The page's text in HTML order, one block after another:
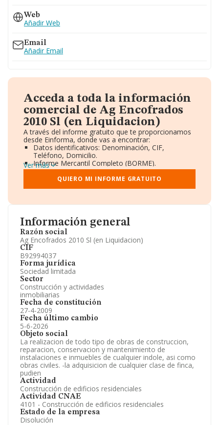
Información general
Razón social
Ag Encofrados 2010 Sl (en Liquidacion)
CIF
B92994037
Forma jurídica
Sociedad limitada
Sector
Construcción y actividades
inmobiliarias
Fecha de constitución
27-4-2009
Fecha último cambio
5-6-2026
Objeto social
La realizacion de todo tipo de obras de construccion,
reparacion, conservacion y mantenimiento de
instalaciones e inmuebles de cualquier indole, asi como
obras civiles. -la adquisicion de cualquier clase de finca,
pudien
Actividad
Construcción de edificios residenciales
Actividad CNAE
4101 - Construcción de edificios residenciales
Estado de la empresa
Disolución
Web
Añadir Web
Email
Añadir Email
Acceda a toda la información
comercial de Ag Encofrados
2010 Sl (en Liquidacion)
A través del informe gratuito que te proporcionamos
desde Einforma, donde vas a encontrar:
Datos identificativos: Denominación, CIF,
Teléfono, Domicilio.
Informe Mercantil Completo (BORME).
Gráficos de Evolución Ventas y Empleados.
Consejo de Administración y Administradores.
Directivos y Ejecutivos.
Información oficial y registral complementaria.
Ver más
QUIERO MI INFORME GRATUITO